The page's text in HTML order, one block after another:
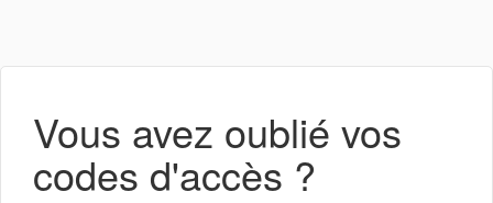
Vous avez oublié vos
codes d'accès ?